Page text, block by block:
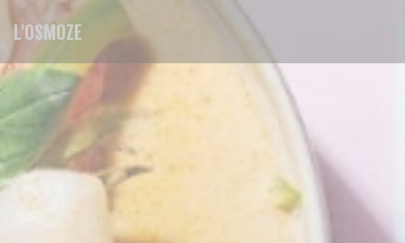
Πίνακας διαχείρισης "Μπισκότων" (Cookies)
L'OSMOZE